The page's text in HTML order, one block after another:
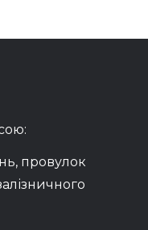
провулок